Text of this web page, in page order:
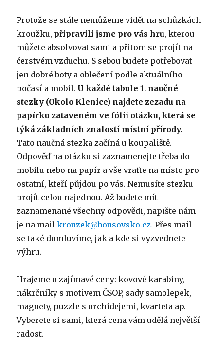
Protože se stále nemůžeme vidět na schůzkách
kroužku, připravili jsme pro vás hru, kterou
můžete absolvovat sami a přitom se projít na
čerstvém vzduchu. S sebou budete potřebovat
jen dobré boty a oblečení podle aktuálního
počasí a mobil. U každé tabule 1. naučné
stezky (Okolo Klenice) najdete zezadu na
papírku zataveném ve fólii otázku, která se
týká základních znalostí místní přírody.
Tato naučná stezka začíná u koupaliště.
Odpověď na otázku si zaznamenejte třeba do
mobilu nebo na papír a vše vraťte na místo pro
ostatní, kteří půjdou po vás. Nemusíte stezku
projít celou najednou. Až budete mít
zaznamenané všechny odpovědi, napište nám
je na mailkrouzek@bousovsko.cz. Přes mail
se také domluvíme, jak a kde si vyzvednete
výhru.
Hrajeme o zajímavé ceny: kovové karabiny,
nákrčníky s motivem ČSOP, sady samolepek,
magnety, puzzle s orchidejemi, kvarteta ap.
Vyberete si sami, která cena vám udělá největší
radost.